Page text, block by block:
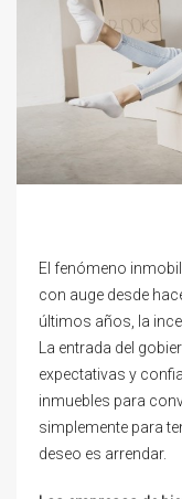
El fenómeno
con auge desde
últimos años, la
La entrada del
expectativas y
inmuebles para
simplemente para
deseo es arrendar.